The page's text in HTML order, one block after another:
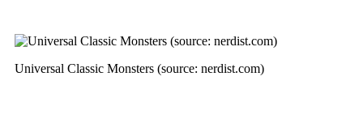
Universal Classic Monsters (source: nerdist.com)